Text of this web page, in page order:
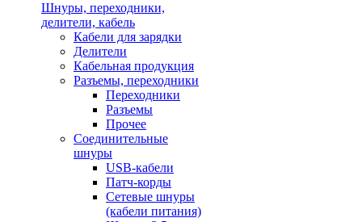
Шнуры, переходники,
делители, кабель
Кабели для зарядки
Делители
Кабельная продукция
Разъемы, переходники
Переходники
Разъемы
Прочее
Соединительные
шнуры
USB-кабели
Патч-корды
Сетевые шнуры
(кабели питания)